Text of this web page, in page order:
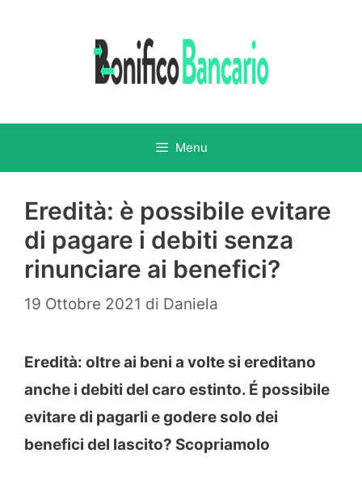
Menu
Eredità: è possibile evitare
di pagare i debiti senza
rinunciare ai benefici?
19 Ottobre 2021 di Daniela
Eredità: oltre ai beni a volte si ereditano
anche i debiti del caro estinto. É possibile
evitare di pagarli e godere solo dei
benefici del lascito? Scopriamolo